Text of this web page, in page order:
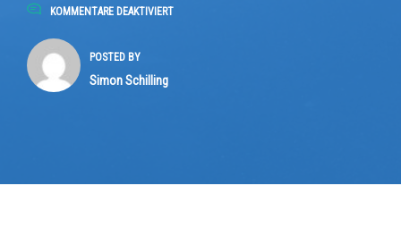
KOMMENTARE DEAKTIVIERTFÜR
POSTED BY
Simon Schilling